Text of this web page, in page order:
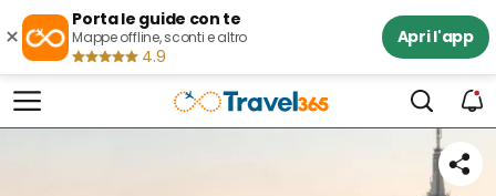
×
Porta le guide con te
Mappe offline, sconti e altro
4.9
Apri l'app